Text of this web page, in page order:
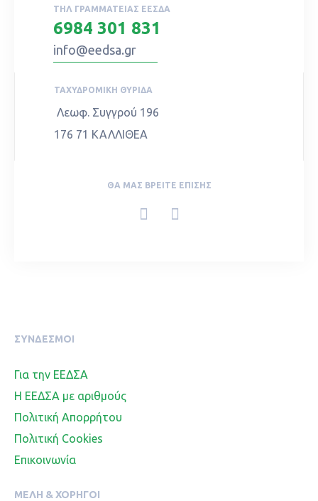
ΤΗΛ ΓΡΑΜΜΑΤΕΊΑΣ ΕΕΣΔΑ
6984 301 831
info@eedsa.gr
ΤΑΧΥΔΡΟΜΙΚΉ ΘΥΡΊΔΑ
Λεωφ. Συγγρού 196
176 71 ΚΑΛΛΙΘΕΑ
ΘΑ ΜΑΣ ΒΡΕΊΤΕ ΕΠΊΣΗΣ
ΣΥΝΔΕΣΜΟΙ
Για την ΕΕΔΣΑ
Η ΕΕΔΣΑ με αριθμούς
Πολιτική Απορρήτου
Πολιτική Cookies
Επικοινωνία
ΜΈΛΗ & ΧΟΡΗΓΟΊ